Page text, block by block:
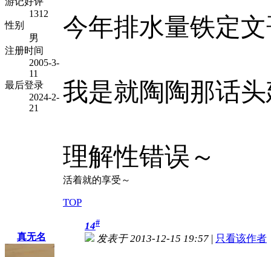
1312
性别
男
注册时间
2005-3-
11
最后登录
2024-2-
21
今年排水量铁定
我是就陶陶那话
理解性错误～
活着就的享受～
TOP
真无名
14#
发表于 2013-12-15 19:57 | 只看该作者